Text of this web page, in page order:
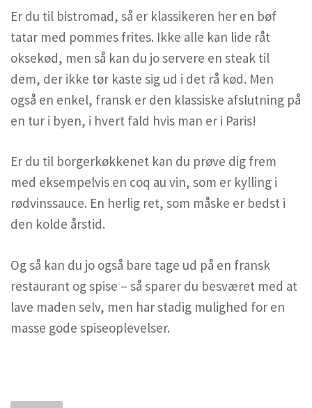
Er du til bistromad, så er klassikeren her en bøf
tatar med pommes frites. Ikke alle kan lide råt
oksekød, men så kan du jo servere en steak til
dem, der ikke tør kaste sig ud i det rå kød. Men
også en enkel, fransk er den klassiske afslutning på
en tur i byen, i hvert fald hvis man er i Paris!
Er du til borgerkøkkenet kan du prøve dig frem
med eksempelvis en coq au vin, som er kylling i
rødvinssauce. En herlig ret, som måske er bedst i
den kolde årstid.
Og så kan du jo også bare tage ud på en fransk
restaurant og spise – så sparer du besværet med at
lave maden selv, men har stadig mulighed for en
masse gode spiseoplevelser.